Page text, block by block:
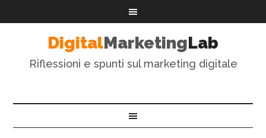
DigitalMarketingLab
Riflessioni e spunti sul marketing digitale